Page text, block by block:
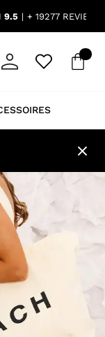
9.5 + 19277 REVIEWS